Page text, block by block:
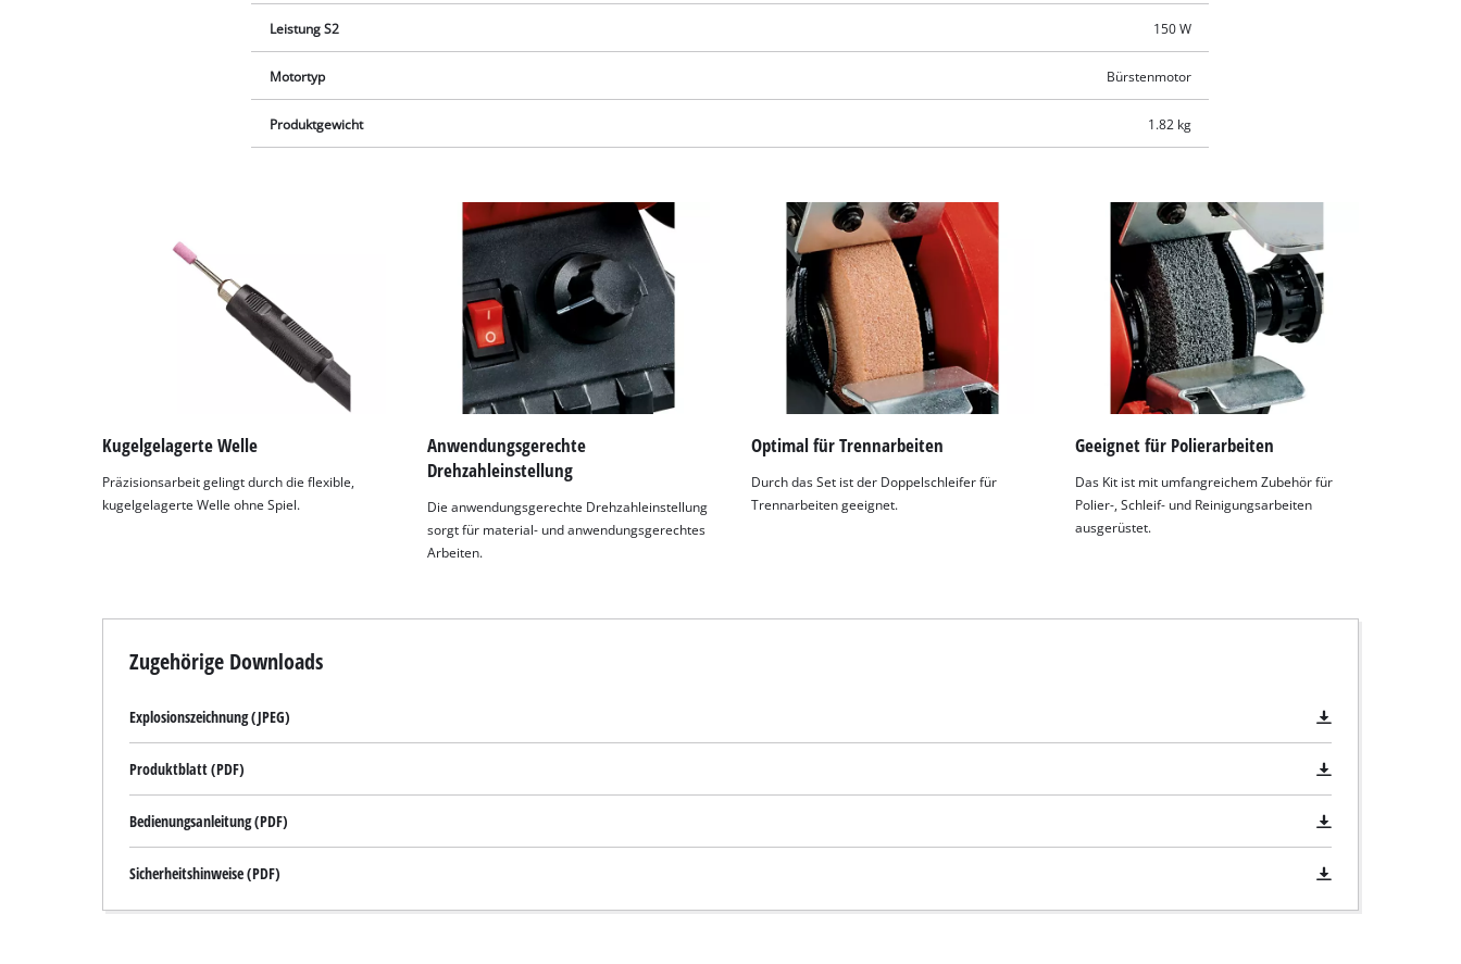
visitor. The website owner needs to setup
to the list of technologies used.
Leistung S2 150 W
Motortyp Bürstenmotor
Produktgewicht 1.82 kg
Kugelgelagerte Welle
Präzisionsarbeit gelingt durch die flexible,
kugelgelagerte Welle ohne Spiel.
Anwendungsgerechte
Drehzahleinstellung
Die anwendungsgerechte Drehzahleinstellung
sorgt für material- und anwendungsgerechtes
Arbeiten.
Optimal für Trennarbeiten
Durch das Set ist der Doppelschleifer für
Trennarbeiten geeignet.
Geeignet für Polierarbeiten
Das Kit ist mit umfangreichem Zubehör für
Polier-, Schleif- und Reinigungsarbeiten
ausgerüstet.
Zugehörige Downloads
Explosionszeichnung (JPEG)
Produktblatt (PDF)
Bedienungsanleitung (PDF)
Sicherheitshinweise (PDF)